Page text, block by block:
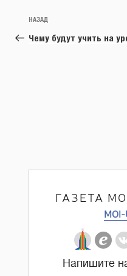
Навигация
по
Предыдущая
запись:
НАЗАД
Чему будут учить на
ГАЗЕТА
Напишите